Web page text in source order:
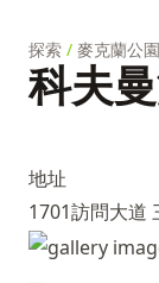
探索 / 麥克蘭公園
科夫
地址
1701訪問大道